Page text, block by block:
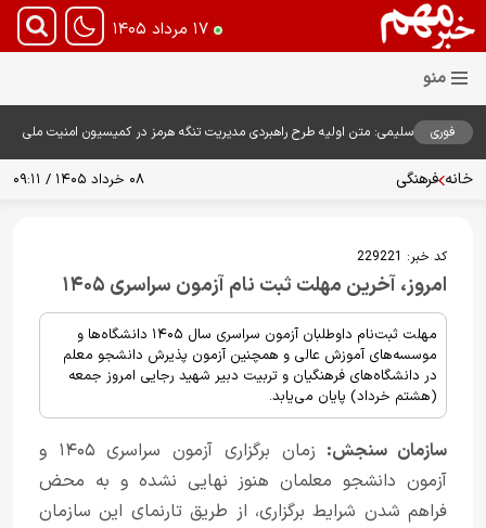
۱۷ مرداد ۱۴۰۵
فوری
سلیمی: متن اولیه طرح راهبردی مدیریت تنگه هرمز در کمیسیون امنیت ملی
خانه فرهنگی ۰۸ خرداد ۱۴۰۵ / ۰۹:۱۱
کد خبر: 229221
امروز، آخرین مهلت ثبت نام آزمون سراسری ۱۴۰۵
مهلت ثبت‌نام داوطلبان آزمون سراسری سال ۱۴۰۵ دانشگاه‌ها و
موسسه‌های آموزش عالی و همچنین آزمون پذیرش دانشجو معلم
در دانشگاه‌های فرهنگیان و تربیت دبیر شهید رجایی امروز جمعه
(هشتم خرداد) پایان می‌یابد.
سازمان سنجش:
زمان برگزاری آزمون سراسری ۱۴۰۵ و
آزمون دانشجو معلمان هنوز نهایی نشده و به محض
فراهم شدن شرایط برگزاری، از طریق تارنمای این سازمان